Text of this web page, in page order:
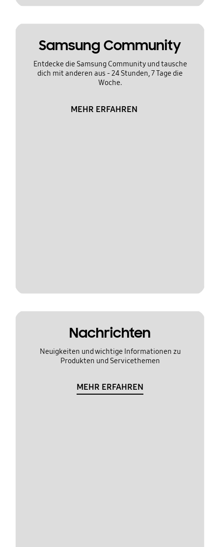
Samsung Community
Entdecke die Samsung Community und tausche
dich mit anderen aus - 24 Stunden, 7 Tage die
Woche.
MEHR ERFAHREN
Nachrichten
Neuigkeiten und wichtige Informationen zu
Produkten und Servicethemen
MEHR ERFAHREN